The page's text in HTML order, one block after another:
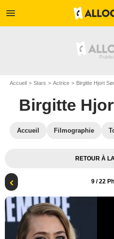
menu
Accueil Stars Actrice Birgitte Hjort
Birgitte
Accueil Filmographie
RETOUR À
9/ 22